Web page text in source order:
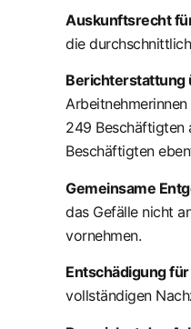
Auskunftsrecht
die
Berichterstattung
249 Beschäftigten
Beschäftigten
Gemeinsame
das Gefälle nicht
vornehmen.
Entschädigung
vollständigen